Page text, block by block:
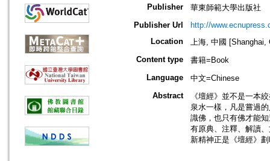
Publisher
華東師範大學出版社
Publisher Url
http://
Location
上海, 中國 [Shanghai,
Content type
書籍=Book
Language
中文=Chinese
Abstract
《壇經》並不是一本
泉水一樣，凡是嘗過
識佛，也只有佛才能
有原典、注釋、解讀
新精神正是《壇經》